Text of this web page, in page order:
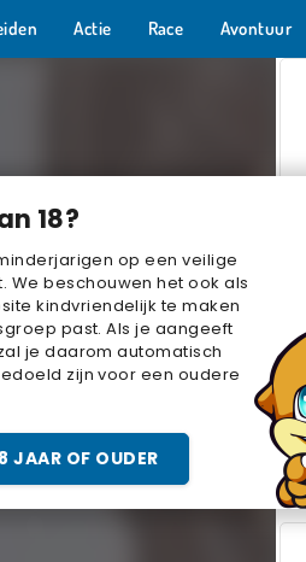
18?
op een veilige
We beschouwen het ook als
kindvriendelijk te maken
past. Als je aangeeft
je daarom automatisch
zijn voor een oudere
JAAR OF OUDER
Actie Race Avontuur